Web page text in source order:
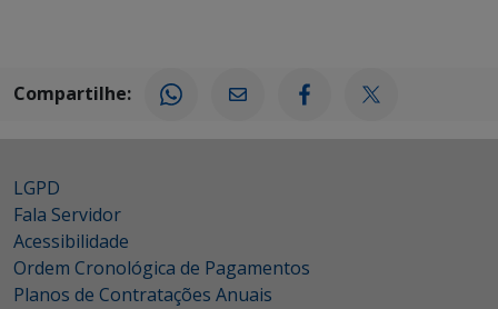
Compartilhe:
LGPD
Fala Servidor
Acessibilidade
Ordem Cronológica de Pagamentos
Planos de Contratações Anuais